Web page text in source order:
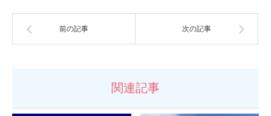
前の記事 次の記事
関連記事